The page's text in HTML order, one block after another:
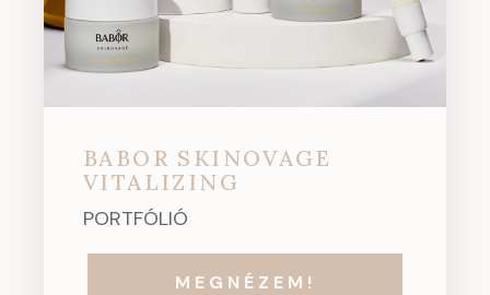
BABOR SKINOVAGE
VITALIZING
PORTFÓLIÓ
MEGNÉZEM!